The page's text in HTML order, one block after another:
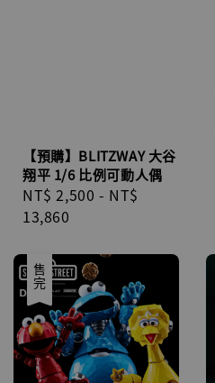
【預購】BLITZWAY 大谷
翔平 1/6 比例可動人偶
Regular
price
NT$ 2,500 - NT$
13,860
售完